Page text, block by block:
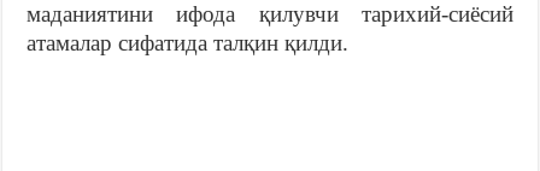
маданиятини ифода қилувчи тарихий-сиёсий
атамалар сифатида талқин қилди.